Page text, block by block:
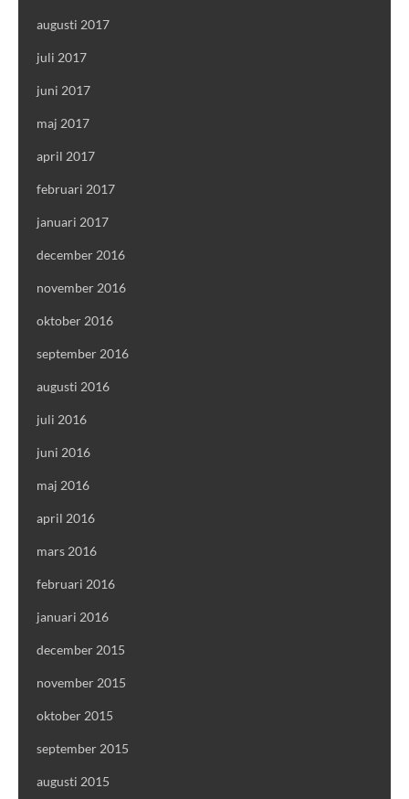
augusti 2017
juli 2017
juni 2017
maj 2017
april 2017
februari 2017
januari 2017
december 2016
november 2016
oktober 2016
september 2016
augusti 2016
juli 2016
juni 2016
maj 2016
april 2016
mars 2016
februari 2016
januari 2016
december 2015
november 2015
oktober 2015
september 2015
augusti 2015